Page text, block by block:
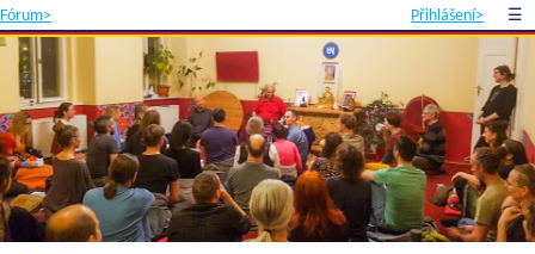
Fórum> Přihlášení> ☰